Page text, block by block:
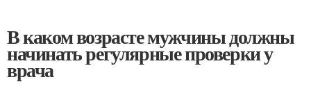
В каком возрасте мужчины должны
начинать регулярные проверки у
врача